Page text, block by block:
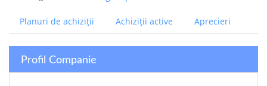
Planuri de achiziții Achiziții active Aprecieri
Profil Companie